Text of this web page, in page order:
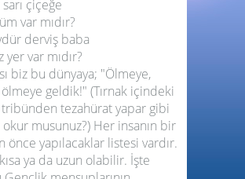
çiçeğe
var mıdır?
derviş baba
yer var mıdır?
biz bu dünyaya; "Ölmeye,
geldik!" (Tırnak içindeki
tezahürat yapar gibi
musunuz?) Her insanın bir
önce yapılacaklar listesi vardır.
ya da uzun olabilir. İşte